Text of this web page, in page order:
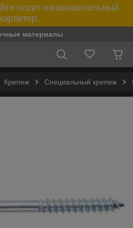
носит ознакомительный
материалы
Крепеж Специальный крепеж